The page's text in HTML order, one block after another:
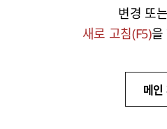
변경 또
새로 고침(F5)을
메인